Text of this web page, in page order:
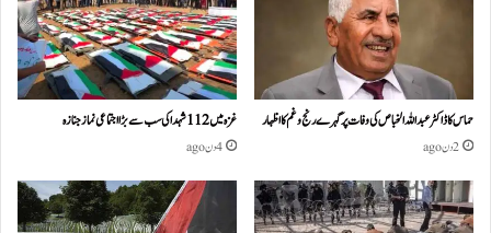
حماس کا ڈاکٹر عبداللہ الخباص کی وفات پر گہرے رنج وغم کااظہار
2 دن ago
غزہ میں 112 شہدا کی سب سے بڑا اجتماعی نماز جنازہ
4 دن ago